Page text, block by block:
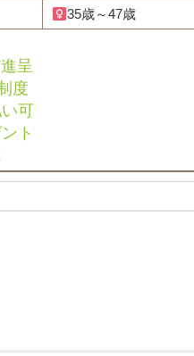
35歳～47歳
呈
度
可
ト